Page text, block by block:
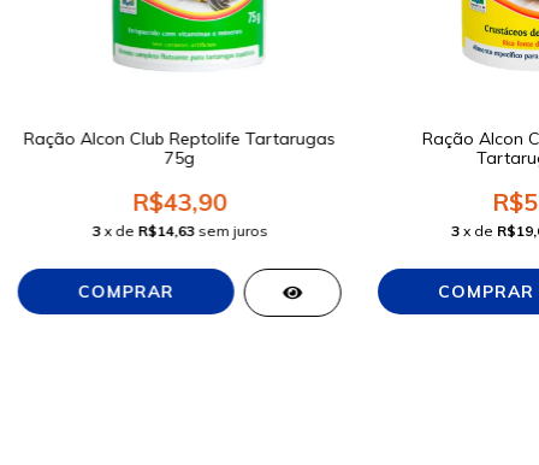
Ração Alcon Club Reptolife Tartarugas
75g
R$43,90
3 x de R$14,63 sem juros
Ração Alcon
3 x de